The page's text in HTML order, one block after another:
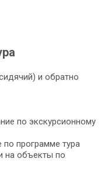
и обратно
по экскурсионному
программе тура
на объекты по